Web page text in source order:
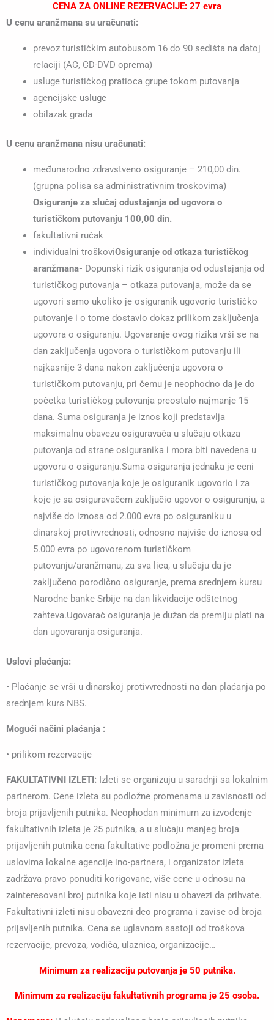
CENA ZA ONLINE REZERVACIJE: 27 evra
U cenu aranžmana su uračunati:
prevoz turističkim autobusom 16 do 90 sedišta na datoj
relaciji (AC, CD-DVD oprema)
usluge turističkog pratioca grupe tokom putovanja
agencijske usluge
obilazak grada
U cenu aranžmana nisu uračunati:
međunarodno zdravstveno osiguranje – 210,00 din.
(grupna polisa sa administrativnim troskovima)
Osiguranje za slučaj odustajanja od ugovora o
turističkom putovanju 100,00 din.
fakultativni ručak
individualni troškoviOsiguranje od otkaza turističkog
aranžmana- Dopunski rizik osiguranja od odustajanja od
turističkog putovanja – otkaza putovanja, može da se
ugovori samo ukoliko je osiguranik ugovorio turističko
putovanje i o tome dostavio dokaz prilikom zaključenja
ugovora o osiguranju. Ugovaranje ovog rizika vrši se na
dan zaključenja ugovora o turističkom putovanju ili
najkasnije 3 dana nakon zaključenja ugovora o
turističkom putovanju, pri čemu je neophodno da je do
početka turističkog putovanja preostalo najmanje 15
dana. Suma osiguranja je iznos koji predstavlja
maksimalnu obavezu osiguravača u slučaju otkaza
putovanja od strane osiguranika i mora biti navedena u
ugovoru o osiguranju.Suma osiguranja jednaka je ceni
turističkog putovanja koje je osiguranik ugovorio i za
koje je sa osiguravačem zaključio ugovor o osiguranju, a
najviše do iznosa od 2.000 evra po osiguraniku u
dinarskoj protivvrednosti, odnosno najviše do iznosa od
5.000 evra po ugovorenom turističkom
putovanju/aranžmanu, za sva lica, u slučaju da je
zaključeno porodično osiguranje, prema srednjem kursu
Narodne banke Srbije na dan likvidacije odštetnog
zahteva.Ugovarač osiguranja je dužan da premiju plati na
dan ugovaranja osiguranja.
Uslovi plaćanja:
• Plaćanje se vrši u dinarskoj protivvrednosti na dan plaćanja po
srednjem kurs NBS.
Mogući načini plaćanja :
• prilikom rezervacije
FAKULTATIVNI IZLETI: Izleti se organizuju u saradnji sa lokalnim
partnerom. Cene izleta su podložne promenama u zavisnosti od
broja prijavljenih putnika. Neophodan minimum za izvođenje
fakultativnih izleta je 25 putnika, a u slučaju manjeg broja
prijavljenih putnika cena fakultative podložna je promeni prema
uslovima lokalne agencije ino-partnera, i organizator izleta
zadržava pravo ponuditi korigovane, više cene u odnosu na
zainteresovani broj putnika koje isti nisu u obavezi da prihvate.
Fakultativni izleti nisu obavezni deo programa i zavise od broja
prijavljenih putnika. Cena se uglavnom sastoji od troškova
rezervacije, prevoza, vodiča, ulaznica, organizacije…
Minimum za realizaciju putovanja je 50 putnika.
Minimum za realizaciju fakultativnih programa je 25 osoba.